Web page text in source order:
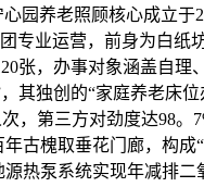
园养老照顾核心成立于
专业运营，前身为白纸
张，办事对象涵盖自理
其独创的“家庭养老床
，第三方对劲度达98。
古槐取垂花门廊，构成
热泵系统实现年减排二